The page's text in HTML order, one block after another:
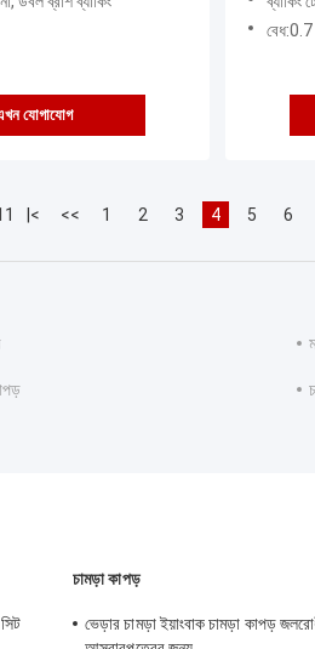
যোগাযোগ
বেধ:0.7
|< << 1 2 3 4 5 6
চামড়া কাপড়
ভেড়ার চামড়া ইয়াংবাক চামড়া কাপড়